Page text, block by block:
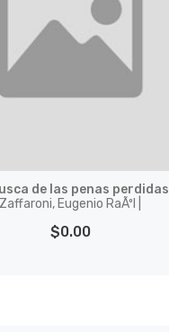
de las penas perdidas
Zaffaroni, Eugenio RaÃºl |
$0.00